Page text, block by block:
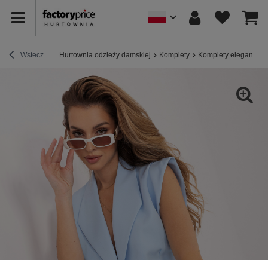
Wstecz Hurtownia odzieży damskiej Komplety Komplety eleganckie